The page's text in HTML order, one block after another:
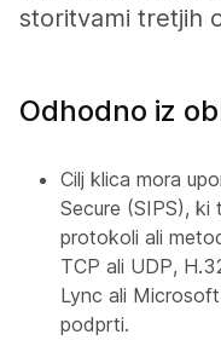
storitvami tretjih
Odhodno iz
Cilj klica mora
Secure (SIPS), ki
protokoli ali
TCP ali UDP,
Lync ali
podprti.